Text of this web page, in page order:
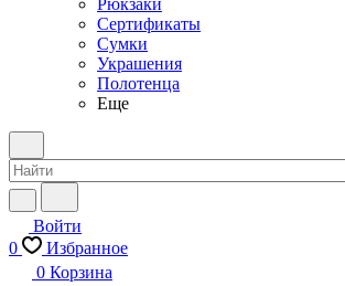
Сертификаты
Сумки
Украшения
Полотенца
Еще
Войти
0
Избранное
0 Корзина